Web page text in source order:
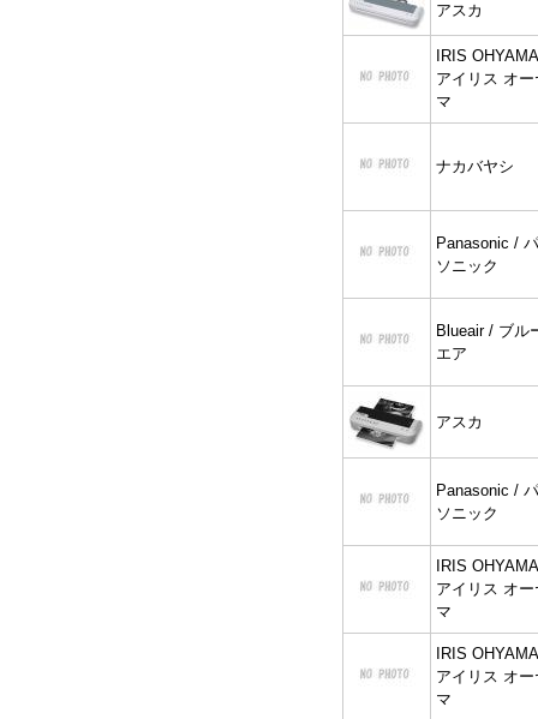
アスカ
IRIS
アイリス オー
マ
ナカバヤシ
Panasonic /
ソニック
Blueair / ブル
エア
アスカ
Panasonic /
ソニック
IRIS
アイリス オー
マ
IRIS
アイリス オー
マ